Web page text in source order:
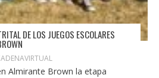
DE LOS JUEGOS ESCOLARES
Almirante Brown la etapa